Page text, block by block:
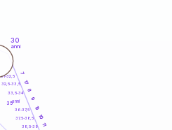
30
anni
31-32,5
32,5-33,5
33,5-34
36-37,5
37,5-38,5
38,5-39
7
17
8
9
19
10
11
35anni